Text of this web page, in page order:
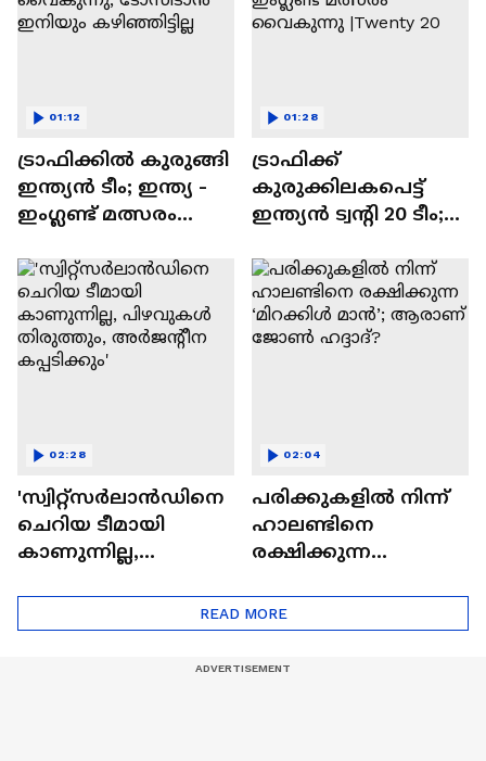
ട്രാഫിക്കിൽ കുരുങ്ങി
ഇന്ത്യൻ ടീം; ഇന്ത്യ -
ഇംഗ്ലണ്ട് മത്സരം
ടോസിടാൻ ഇനിയും
കഴിഞ്ഞിട്ടില്ല
01:12
ട്രാഫിക്ക്
കുരുക്കിലകപെട്ട്
ഇന്ത്യൻ ട്വൻ്റി 20 ടീം;
മത്സരം വൈകുന്നു
|Twenty 20
01:28
'സ്വിറ്റ്സർലാൻഡിനെ
ചെറിയ ടീമായി
കാണുന്നില്ല,
അർജന്റീന
02:28
പരിക്കുകളിൽ നിന്ന്
ഹാലണ്ടിനെ
രക്ഷിക്കുന്ന
ആരാണ് ജോൺ
ഹദ്ദാദ്?
02:04
READ MORE